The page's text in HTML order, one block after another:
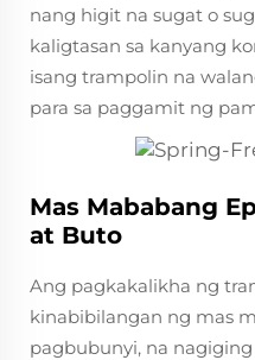
nang higit na sugat o
kaligtasan sa kanyang
isang trampolin na
para sa paggamit ng
Mas Mababang
at Buto
Ang pagkakalikha ng
kinabibilangan ng mas
pagbubunyi, na